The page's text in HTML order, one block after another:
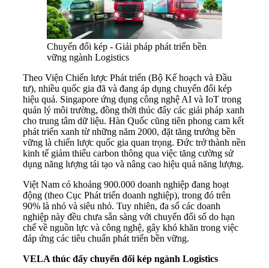
Chuyển đổi kép - Giải pháp phát triển bền
vững ngành Logistics
Theo Viện Chiến lược Phát triển (Bộ Kế hoạch và Đầu
tư), nhiều quốc gia đã và đang áp dụng chuyển đổi kép
hiệu quả. Singapore ứng dụng công nghệ AI và IoT trong
quản lý môi trường, đồng thời thúc đẩy các giải pháp xanh
cho trung tâm dữ liệu. Hàn Quốc cũng tiên phong cam kết
phát triển xanh từ những năm 2000, đặt tăng trưởng bền
vững là chiến lược quốc gia quan trọng. Đức trở thành nền
kinh tế giảm thiểu carbon thông qua việc tăng cường sử
dụng năng lượng tái tạo và nâng cao hiệu quả năng lượng.
Việt Nam có khoảng 900.000 doanh nghiệp đang hoạt
động (theo Cục Phát triển doanh nghiệp), trong đó trên
90% là nhỏ và siêu nhỏ. Tuy nhiên, đa số các doanh
nghiệp này đều chưa sẵn sàng với chuyển đổi số do hạn
chế về nguồn lực và công nghệ, gây khó khăn trong việc
đáp ứng các tiêu chuẩn phát triển bền vững.
VELA thúc đẩy chuyển đổi kép ngành Logistics